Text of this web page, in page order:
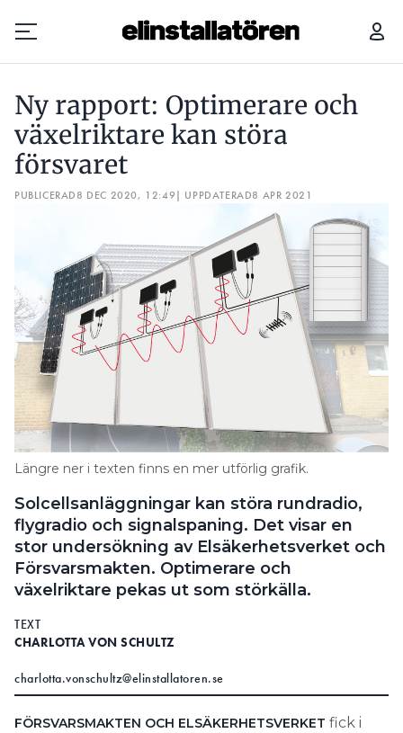
Prenumerera
Hantera prenumeration
Annonsera
Läs E-tidningen
Om tidningen
Kontakt
Personuppgifter
Search for:
SEARCH
Ny rapport: Optimerare och
växelriktare kan störa
försvaret
PUBLICERAD8 DEC 2020, 12:49| UPPDATERAD8 APR 2021
Längre ner i texten finns en mer utförlig grafik.
Solcellsanläggningar kan störa rundradio,
flygradio och signalspaning. Det visar en
stor undersökning av Elsäkerhetsverket och
Försvarsmakten. Optimerare och
växelriktare pekas ut som störkälla.
TEXT
CHARLOTTA VON SCHULTZ
charlotta.vonschultz@elinstallatoren.se
FÖRSVARSMAKTEN OCH ELSÄKERHETSVERKET fick i